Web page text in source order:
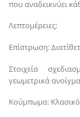
που αναδεικνύει
Λεπτομέρειες:
Επίστρωση:
Στοιχεία
γεωμετρικά
Κούμπωμα: